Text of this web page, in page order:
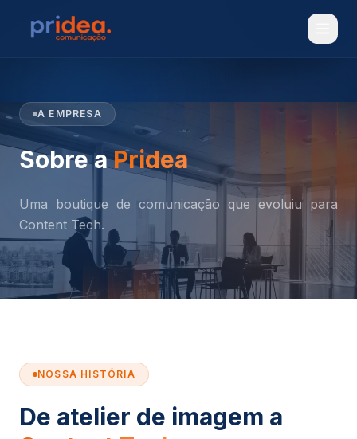
A EMPRESA
Sobre aPridea
Uma boutique de comunicação que evoluiu para
Content Tech.
NOSSA HISTÓRIA
De atelier de imagem a